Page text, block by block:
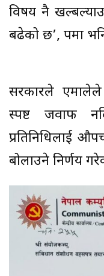
विषय नै
बढेको छ’, पत्रमा
सरकारले एमालेले
स्पष्ट जवाफ
प्रतिनिधिलाई
बोलाउने निर्णय